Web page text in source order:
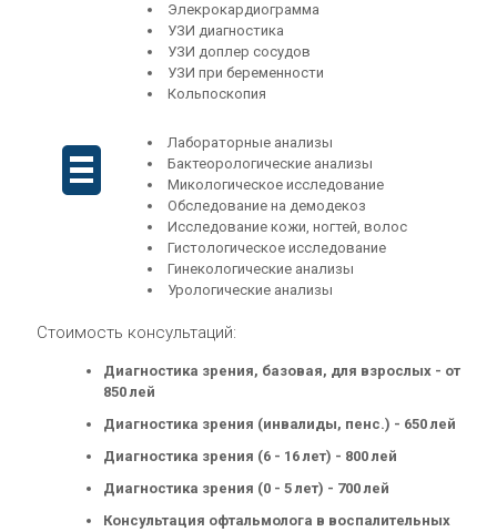
Элекрокардиограмма
УЗИ диагностика
УЗИ доплер сосудов
УЗИ при беременности
Кольпоскопия
Лабораторные анализы
Бактеорологические анализы
Микологическое исследование
Обследование на демодекоз
Исследование кожи, ногтей, волос
Гистологическое исследование
Гинекологические анализы
Урологические анализы
Cтоимость консультаций:
Диагностика зрения, базовая, для взрослых - от
850 лей
Диагностика зрения (инвалиды, пенс.) - 650 лей
Диагностика зрения (6 - 16 лет) - 800 лей
Диагностика зрения (0 - 5 лет) - 700 лей
Консультация офтальмолога в воспалительных